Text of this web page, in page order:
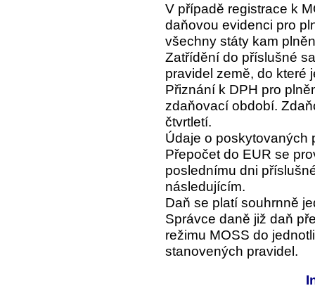
V případě registrace k
daňovou evidenci pro
všechny státy kam
Zatřídění do příslušné
pravidel země, do které
Přiznání k DPH pro
zdaňovací období.
čtvrtletí.
Údaje o poskytovaných
Přepočet do EUR se
poslednímu dni
následujícím.
Daň se platí souhrnně
Správce daně již daň
režimu MOSS do
stanovených pravidel.